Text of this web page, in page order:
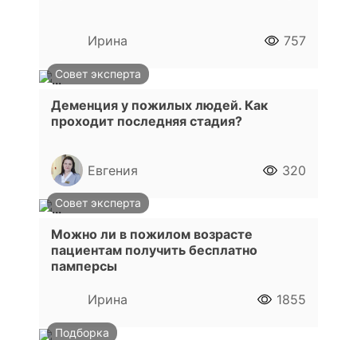
Ирина 757
Совет эксперта
Деменция у пожилых людей. Как
проходит последняя стадия?
Евгения 320
Совет эксперта
Можно ли в пожилом возрасте
пациентам получить бесплатно
памперсы
Ирина 1855
Подборка